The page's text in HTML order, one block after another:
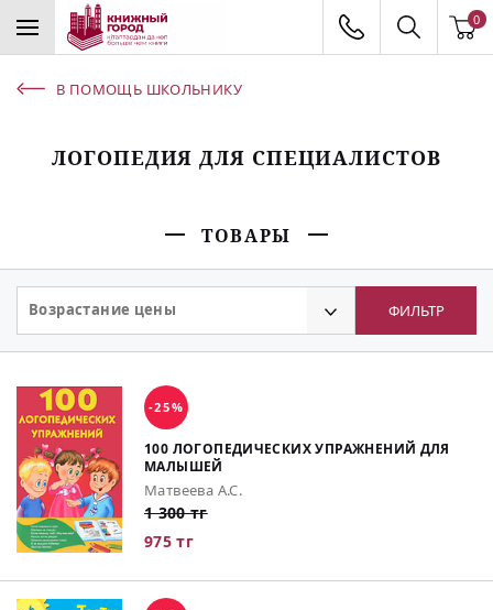
0
В ПОМОЩЬ ШКОЛЬНИКУ
ЛОГОПЕДИЯ ДЛЯ СПЕЦИАЛИСТОВ
ТОВАРЫ
Возрастание цены ФИЛЬТР
-25%
100 ЛОГОПЕДИЧЕСКИХ УПРАЖНЕНИЙ ДЛЯ
МАЛЫШЕЙ
Матвеева А.С.
1 300 тг
975 тг